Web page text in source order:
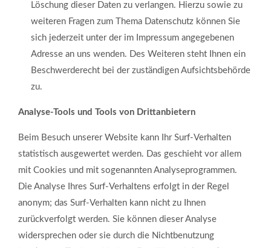
Löschung dieser Daten zu verlangen. Hierzu sowie zu
weiteren Fragen zum Thema Datenschutz können Sie
sich jederzeit unter der im Impressum angegebenen
Adresse an uns wenden. Des Weiteren steht Ihnen ein
Beschwerderecht bei der zuständigen Aufsichtsbehörde
zu.
Analyse-Tools und Tools von Drittanbietern
Beim Besuch unserer Website kann Ihr Surf-Verhalten
statistisch ausgewertet werden. Das geschieht vor allem
mit Cookies und mit sogenannten Analyseprogrammen.
Die Analyse Ihres Surf-Verhaltens erfolgt in der Regel
anonym; das Surf-Verhalten kann nicht zu Ihnen
zurückverfolgt werden. Sie können dieser Analyse
widersprechen oder sie durch die Nichtbenutzung
Kontaktdaten
Zäune Klaaßen GmbH
Inh. Natascha Streithoven
Wolfgang
+49 (0)2156 - 91 09 744
+49 (0)2156 - 91 09 789
info@zaeuneklaassen.de
https://www.zaueneklaassen.de
Login
Benutzername